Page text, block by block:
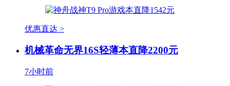
优惠直达 >
机械革命无界16S轻薄本直降2200元
7小时前